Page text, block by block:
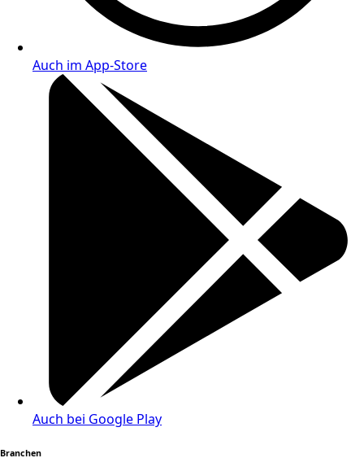
Auch im App-Store
Auch bei Google Play
Branchen